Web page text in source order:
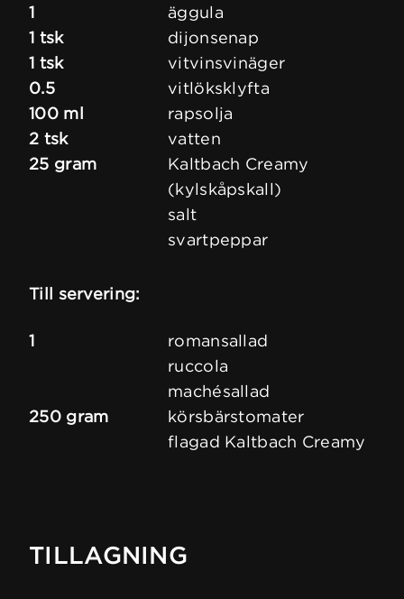
1
äggula
1 tsk
dijonsenap
1 tsk
vitvinsvinäger
0.5
vitlöksklyfta
100 ml
rapsolja
2 tsk
vatten
25 gram
Kaltbach Creamy
(kylskåpskall)
salt
svartpeppar
Till servering:
1
romansallad
ruccola
machésallad
250 gram
körsbärstomater
flagad Kaltbach Creamy
TILLAGNING